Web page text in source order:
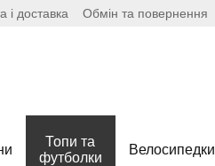
і доставка Обмін та повернення
Топи та
футболки
Велосипедки